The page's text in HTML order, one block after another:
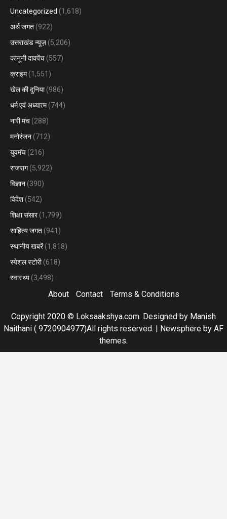
Uncategorized (1,618)
अर्थ जगत (922)
उत्तराखंड न्यूज़ (5,206)
कानूनी दावपेंच (557)
क्राइम(1,551)
खेल की दुनिया(986)
धर्म एवं अध्यात्म(744)
नारी मंच (288)
मनोरंजन (712)
युवमंच (216)
राजराग(5,922)
विज्ञान (390)
विदेश (542)
शिक्षा संसार(1,799)
साहित्य जगत (941)
स्थानीय खबरें(1,818)
स्पेशल स्टोरी(618)
स्वास्थ्य (3,498)
About Contact Terms & Conditions
Copyright 2020 © Loksaakshya.com. Designed by Manish
Naithani ( 9720904977)All rights reserved. | Newsphere by AF
themes.